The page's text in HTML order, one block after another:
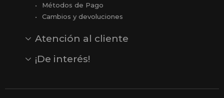
Métodos de Pago
Cambios y devoluciones
Atención al cliente
Opiniones
Reseñas en Google
¡De interés!